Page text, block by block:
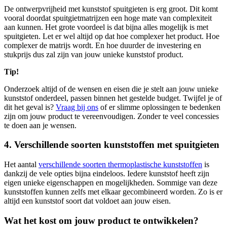
De ontwerpvrijheid met kunststof spuitgieten is erg groot. Dit komt
vooral doordat spuitgietmatrijzen een hoge mate van complexiteit
aan kunnen. Het grote voordeel is dat bijna alles mogelijk is met
spuitgieten. Let er wel altijd op dat hoe complexer het product. Hoe
complexer de matrijs wordt. En hoe duurder de investering en
stukprijs dus zal zijn van jouw unieke kunststof product.
Tip!
Onderzoek altijd of de wensen en eisen die je stelt aan jouw unieke
kunststof onderdeel, passen binnen het gestelde budget. Twijfel je of
dit het geval is? Vraag bij ons of er slimme oplossingen te bedenken
zijn om jouw product te vereenvoudigen. Zonder te veel concessies
te doen aan je wensen.
4. Verschillende soorten kunststoffen met spuitgieten
Het aantal verschillende soorten thermoplastische kunststoffen is
dankzij de vele opties bijna eindeloos. Iedere kunststof heeft zijn
eigen unieke eigenschappen en mogelijkheden. Sommige van deze
kunststoffen kunnen zelfs met elkaar gecombineerd worden. Zo is er
altijd een kunststof soort dat voldoet aan jouw eisen.
Wat het kost om jouw product te ontwikkelen?